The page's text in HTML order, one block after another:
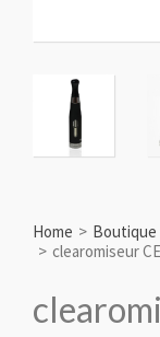
Home > Boutique
> clearomiseur